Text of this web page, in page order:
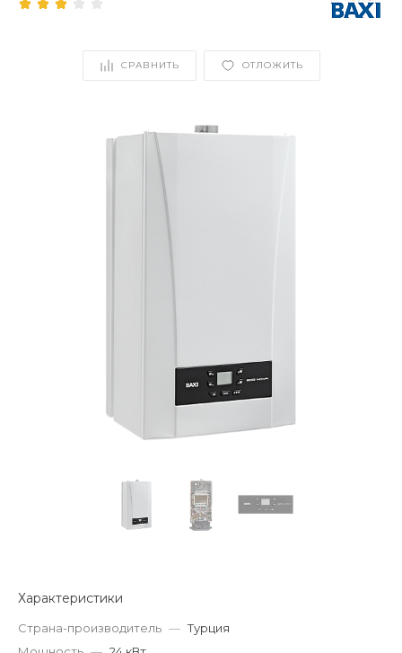
СРАВНИТЬ ОТЛОЖИТЬ
Характеристики
Страна-производитель — Турция